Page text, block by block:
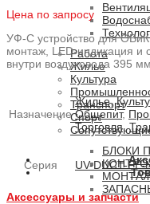
Работа
Жилье
Культура
Транспорт
Спорт
БЛОКИ
Цена по запросу
УФ-С устройство для
монтаж, LED-индикация и
внутри воздуховода 395 мм
Назначение
Жилье,
Общепит,
Торговля,
Серия UV-DUCT-FL-
Аксессуары и запчасти